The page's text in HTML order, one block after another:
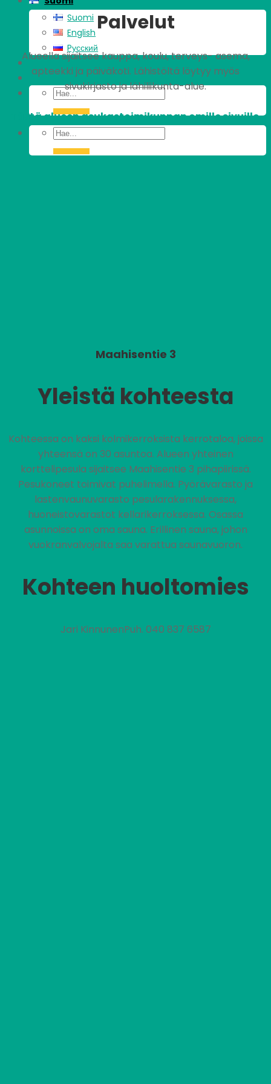
Suomi
English
Pусский
Palvelut
Alueella sijaitsee kauppa, koulu, terveys- asema,
apteekki ja päiväkoti. Lähistöltä löytyy myös
sivukirjasto ja lähiliikunta-alue.
Tästä alueen asukastoimikunnan omille sivuille.
Maahisentie 3
Yleistä kohteesta
Kohteessa on kaksi kolmikerroksista kerrotaloa, joissa
yhteensä on 30 asuntoa. Alueen yhteinen
korttelipesula sijaitsee Maahisentie 3 pihapiirissä.
Pesukoneet toimivat puhelimella. Pyörävarasto ja
lastenvaunuvarasto pesularakennuksessa,
huoneistovarastot kellarikerroksessa. Osassa
asunnoissa on oma sauna. Erillinen sauna, johon
vuokranvalvojalta saa varattua saunavuoron.
Kohteen huoltomies
Jari KinnunenPuh. 040 837 6587